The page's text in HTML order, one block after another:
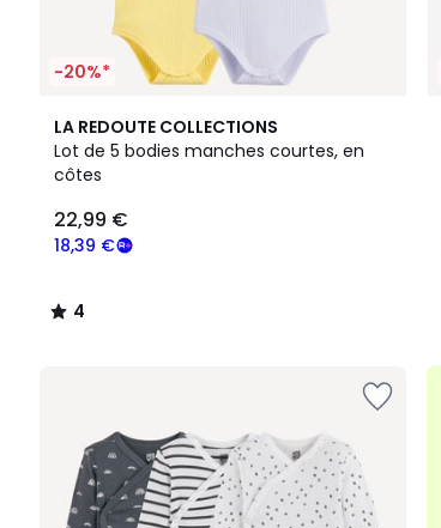
-20%*
LA REDOUTE COLLECTIONS
Lot de 5 bodies manches courtes, en
côtes
€
souscrivez
programme
place
18,39
18,39 €
22,99 €
4
/
5
4
/